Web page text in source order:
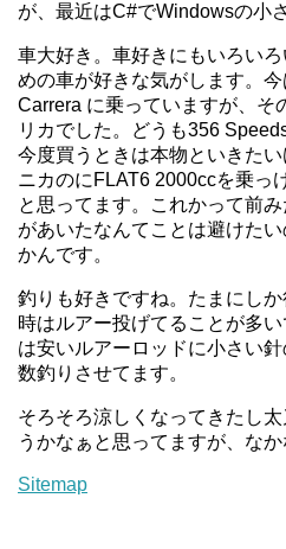
が、最近はC#でWindowsの小
車大好き。車好きにもいろい
めの車が好きな気がします。
Carrera に乗っていますが、そ
リカでした。どうも356
今度買うときは本物といきた
ニカのにFLAT6 2000ccを乗っ
と思ってます。これかって前
があいたなんてことは避けた
かんです。
釣りも好きですね。たまにし
時はルアー投げてることが多
は安いルアーロッドに小さい
数釣りさせてます。
そろそろ涼しくなってきたし
うかなぁと思ってますが、な
Sitemap